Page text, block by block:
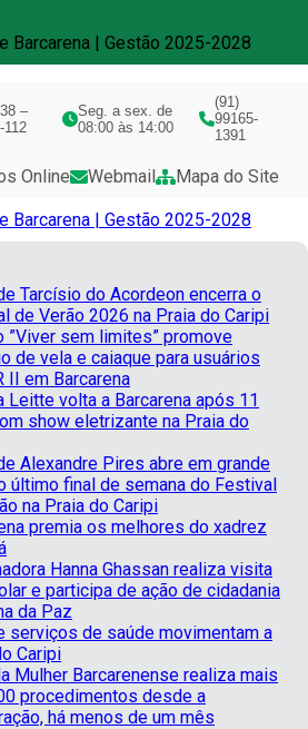
–
112
Seg. a sex. de
08:00 às 14:00
(91)
99165-
1391
Online Webmail Mapa do Site
Tarcísio do Acordeon encerra o
de Verão 2026 na Praia do Caripi
”Viver sem limites” promove
de vela e caiaque para usuários
II em Barcarena
Leitte volta a Barcarena após 11
show eletrizante na Praia do
Alexandre Pires abre em grande
último final de semana do Festival
na Praia do Caripi
premia os melhores do xadrez
Hanna Ghassan realiza visita
e participa de ação de cidadania
da Paz
serviços de saúde movimentam a
Caripi
Mulher Barcarenense realiza mais
procedimentos desde a
há menos de um mês